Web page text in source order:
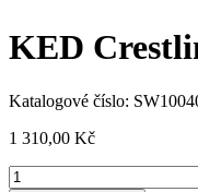
KED
Katalogové číslo:
1 310,00 Kč
KED